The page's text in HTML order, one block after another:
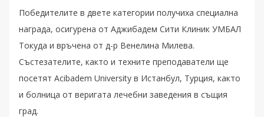
Победителите в двете категории получиха специална
награда, осигурена от Аджибадем Сити Клиник УМБАЛ
Токуда и връчена от д-р Венелина Милева.
Състезателите, както и техните преподаватели ще
посетят Acibadem University в Истанбул, Турция, както
и болница от веригата лечебни заведения в същия
град.